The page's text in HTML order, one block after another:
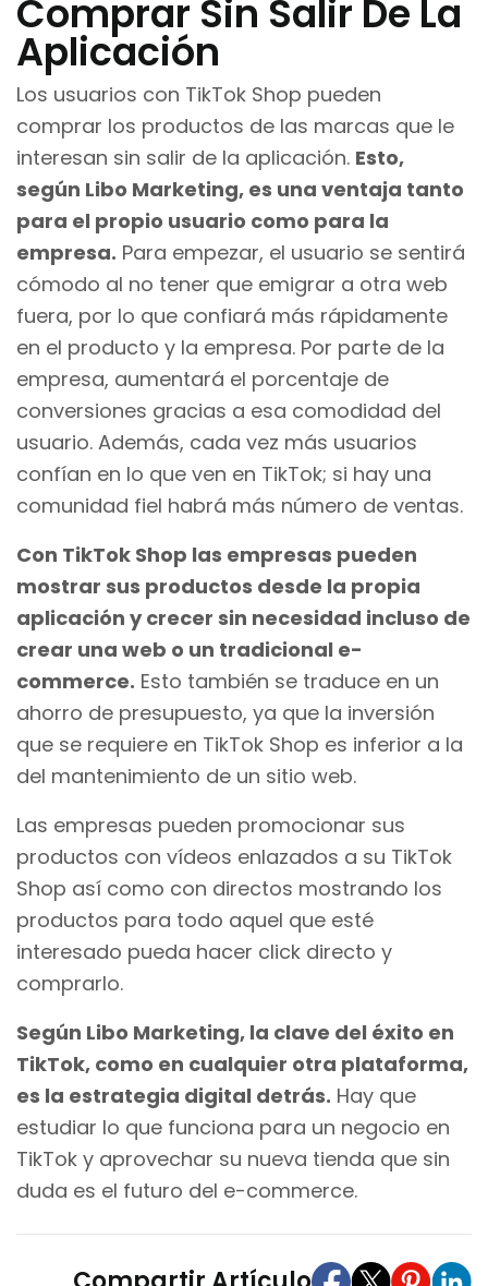
Comprar Sin Salir De La
Aplicación
Los usuarios con TikTok Shop pueden
comprar los productos de las marcas que le
interesan sin salir de la aplicación. Esto,
según Libo Marketing, es una ventaja tanto
para el propio usuario como para la
empresa. Para empezar, el usuario se sentirá
cómodo al no tener que emigrar a otra web
fuera, por lo que confiará más rápidamente
en el producto y la empresa. Por parte de la
empresa, aumentará el porcentaje de
conversiones gracias a esa comodidad del
usuario. Además, cada vez más usuarios
confían en lo que ven en TikTok; si hay una
comunidad fiel habrá más número de ventas.
Con TikTok Shop las empresas pueden
mostrar sus productos desde la propia
aplicación y crecer sin necesidad incluso de
crear una web o un tradicional e-
commerce. Esto también se traduce en un
ahorro de presupuesto, ya que la inversión
que se requiere en TikTok Shop es inferior a la
del mantenimiento de un sitio web.
Las empresas pueden promocionar sus
productos con vídeos enlazados a su TikTok
Shop así como con directos mostrando los
productos para todo aquel que esté
interesado pueda hacer click directo y
comprarlo.
Según Libo Marketing, la clave del éxito en
TikTok, como en cualquier otra plataforma,
es la estrategia digital detrás. Hay que
estudiar lo que funciona para un negocio en
TikTok y aprovechar su nueva tienda que sin
duda es el futuro del e-commerce.